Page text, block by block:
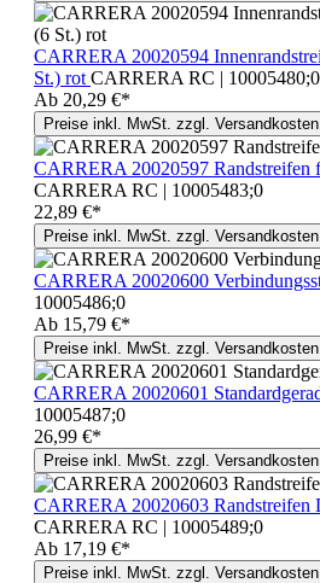
CARRERA 20020594
St.) rot CARRERA RC | 10005480;0
Ab 20,29 €*
Preise inkl. MwSt. zzgl. Versandkosten
CARRERA 20020597 Randstreifen
CARRERA RC | 10005483;0
22,89 €*
Preise inkl. MwSt. zzgl. Versandkosten
CARRERA 20020600
10005486;0
Ab 15,79 €*
Preise inkl. MwSt. zzgl. Versandkosten
CARRERA 20020601
10005487;0
26,99 €*
Preise inkl. MwSt. zzgl. Versandkosten
CARRERA 20020603 Randstreifen
CARRERA RC | 10005489;0
Ab 17,19 €*
Preise inkl. MwSt. zzgl. Versandkosten